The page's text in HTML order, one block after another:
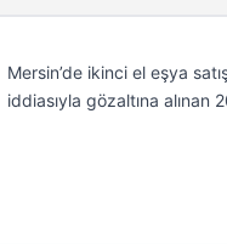
Mersin’de ikinci el eşya
iddiasıyla gözaltına alınan